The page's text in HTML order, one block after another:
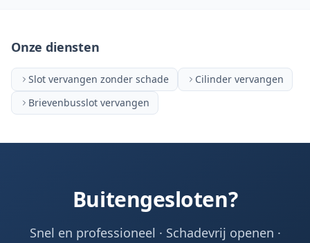
Onze diensten
Slot vervangen zonder schade
Cilinder vervangen
Brievenbusslot vervangen
Buitengesloten?
Snel en professioneel · Schadevrij openen ·